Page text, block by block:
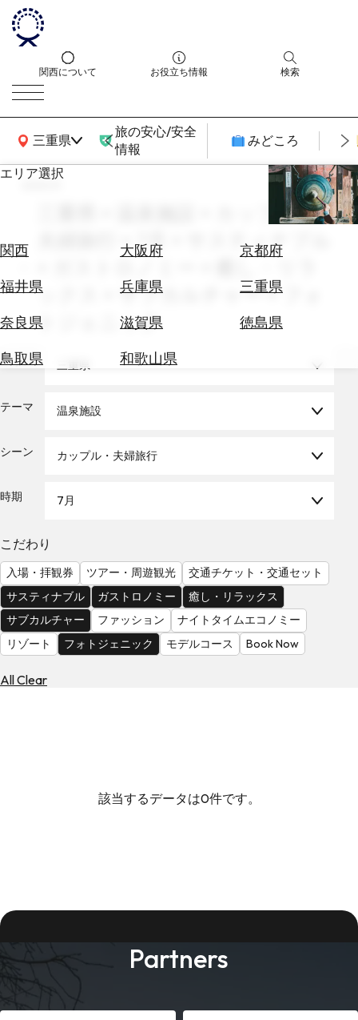
関西について お役立ち情報 検索
三重県
関西広域MAP
旅の安心/安全
情報
みどころ
エリア選択
関西 大阪府
京都府
福井県
兵庫県
三重県
奈良県
滋賀県
徳島県
鳥取県
和歌山県
エ
券
テ
を
search
三重県 × 温泉施設 × カップル・
夫婦旅行 × 7月 × サスティナブル
ックス × サブカルチャー × フォ
トジェニック
エリア 三重県
テーマ 温泉施設
シーン カップル・夫婦旅行
時期 7月
こだわり
入場・拝観券 ツアー・周遊観光
交通チケット・交通セット
サスティナブル
ガストロノミー
癒し・リラックス
サブカルチャー
ファッション
ナイトタイムエコノミー
リゾート
フォトジェニック モデルコース Book Now
All Clear
該当するデータは0件です。
Partners